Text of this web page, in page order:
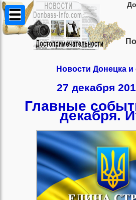
Новости Донецка и
27 декабря
Главные
декабря.